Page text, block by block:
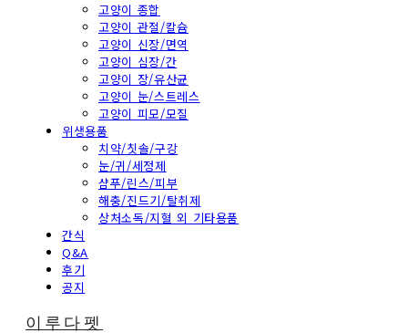
고양이 종합
고양이 관절/칼슘
고양이 신장/면역
고양이 심장/간
고양이 장/유산균
고양이 눈/스트레스
고양이 피모/모질
위생용품
치약/칫솔/구강
눈/귀/세정제
샴푸/린스/피부
해충/진드기/탈취제
상처소독/지혈 외 기타용품
간식
Q&A
후기
공지
이루다펫